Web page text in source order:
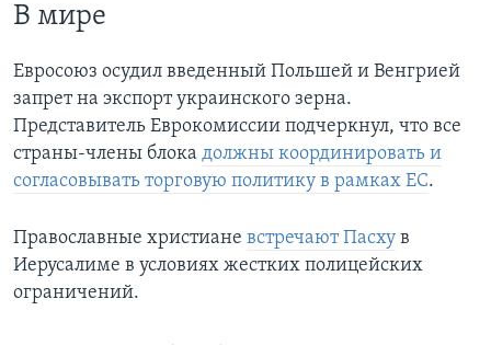
В мире
Евросоюз осудил введенный Польшей и Венгрией
запрет на экспорт украинского зерна.
Представитель Еврокомиссии подчеркнул, что все
страны-члены блока должны координировать и
согласовывать торговую политику в рамках ЕС.
Православные христиане встречают Пасху в
Иерусалиме в условиях жестких полицейских
ограничений.